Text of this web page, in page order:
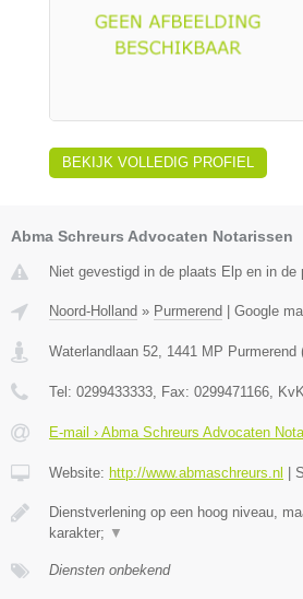
BEKIJK VOLLEDIG PROFIEL
Abma Schreurs Advocaten Notarissen
Niet gevestigd in de plaats Elp en in de
Noord-Holland » Purmerend Google
Waterlandlaan 52, 1441 MP Purmerend
Tel: 0299433333, Fax: 0299471166,
E-mail › Abma Schreurs Advocaten
Website: http://www.abmaschreurs.nl
Dienstverlening op een hoog niveau,
karakter; ▼
Diensten onbekend